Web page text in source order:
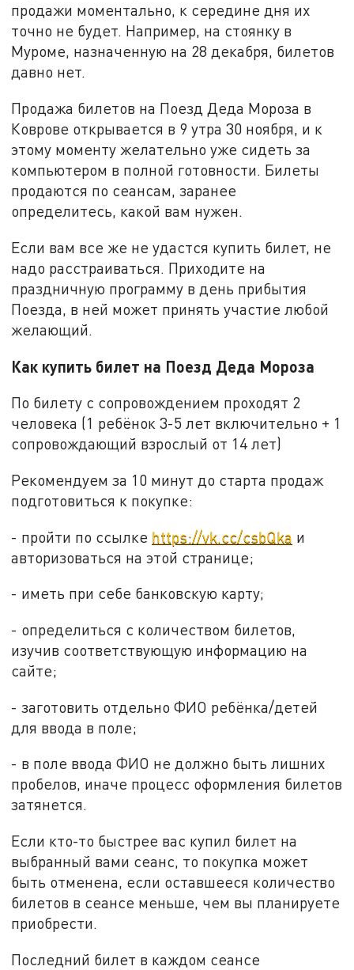
продажи моментально, к середине дня их
точно не будет. Например, на стоянку в
Муроме, назначенную на 28 декабря, билетов
давно нет.
Продажа билетов на Поезд Деда Мороза в
Коврове открывается в 9 утра 30 ноября, и к
этому моменту желательно уже сидеть за
компьютером в полной готовности. Билеты
продаются по сеансам, заранее
определитесь, какой вам нужен.
Если вам все же не удастся купить билет, не
надо расстраиваться. Приходите на
праздничную программу в день прибытия
Поезда, в ней может принять участие любой
желающий.
Как купить билет на Поезд Деда Мороза
По билету с сопровождением проходят 2
человека (1 ребёнок 3-5 лет включительно + 1
сопровождающий взрослый от 14 лет)
Рекомендуем за 10 минут до старта продаж
подготовиться к покупке:
- пройти по ссылке https://vk.cc/csbQka и
авторизоваться на этой странице;
- иметь при себе банковскую карту;
- определиться с количеством билетов,
изучив соответствующую информацию на
сайте;
- заготовить отдельно ФИО ребёнка/детей
для ввода в поле;
- в поле ввода ФИО не должно быть лишних
пробелов, иначе процесс оформления билетов
затянется.
Если кто-то быстрее вас купил билет на
выбранный вами сеанс, то покупка может
быть отменена, если оставшееся количество
билетов в сеансе меньше, чем вы планируете
приобрести.
Последний билет в каждом сеансе